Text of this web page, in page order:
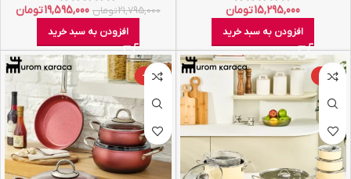
15,295,000تومان
افزودن به سبد خرید
21,795,000تومان 19,595,000تومان
افزودن به سبد خرید
-10%
-40%